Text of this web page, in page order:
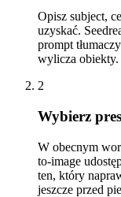
Opisz subject,
uzyskać.
prompt
wylicza obiekty.
2
Wybierz
W obecnym
to-image
ten, który
jeszcze przed